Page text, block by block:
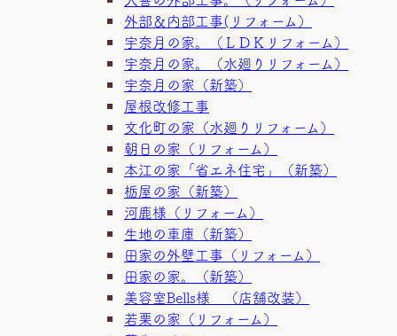
外部＆内部工事(リフォーム）
宇奈月の家。（ＬＤＫリフォーム）
宇奈月の家。（水廻りリフォーム）
宇奈月の家（新築）
屋根改修工事
文化町の家（水廻りリフォーム）
朝日の家（リフォーム）
本江の家「省エネ住宅」（新築）
栃屋の家（新築）
河鹿様（リフォーム）
生地の車庫（新築）
田家の外壁工事（リフォーム）
田家の家。（新築）
美容室Bells様 （店舗改装）
若栗の家（リフォーム）